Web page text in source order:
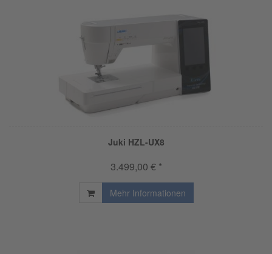
Juki HZL-UX8
3.499,00 € *
Mehr Informationen